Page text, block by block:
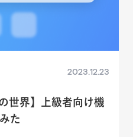
2023.12.23
世界】上級者向け機
た